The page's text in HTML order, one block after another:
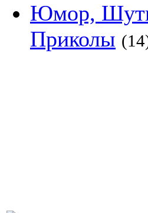
Юмор,
Приколы